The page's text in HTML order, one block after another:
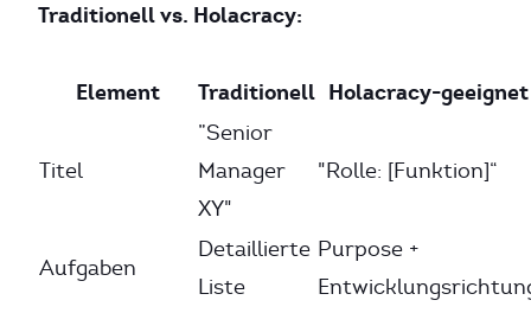
Traditionell vs. Holacracy:
Element Traditionell Holacracy-geeignet
Titel
”Senior
Manager
XY"
"Rolle: [Funktion]“
Aufgaben
Detaillierte
Liste
Purpose +